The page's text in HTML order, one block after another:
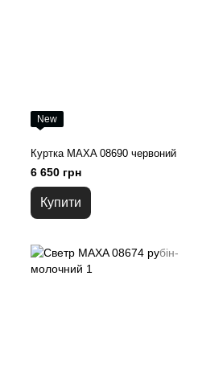
New
Куртка MAXA 08690 червоний
6 650 грн
Купити